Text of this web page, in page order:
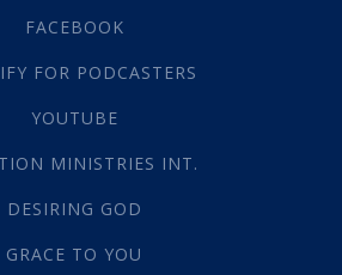
Onse Vader(12)
(23)
(1)
(1)
FACEBOOK
FOR PODCASTERS
YOUTUBE
MINISTRIES INT.
DESIRING GOD
GRACE TO YOU